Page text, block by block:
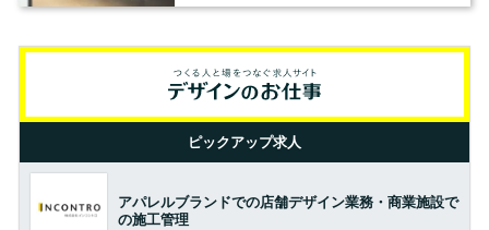
ピックアップ求人
アパレルブランドでの店舗デザイン業務・商業施設で
の施工管理